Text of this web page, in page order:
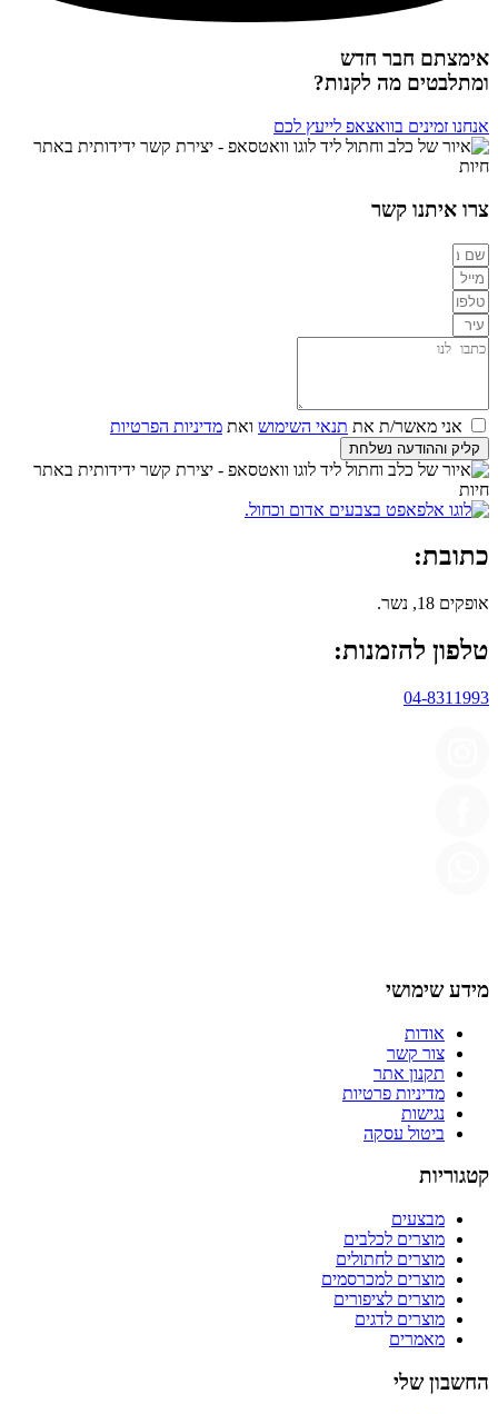
אימצתם חבר חדש
ומתלבטים מה לקנות?
אנחנו זמינים בוואצאפ לייעץ לכם
צרו איתנו קשר
אני מאשר/ת את תנאי השימוש ואת מדיניות הפרטיות
קליק וההודעה נשלחת
כתובת:
אופקים 18, נשר.
טלפון להזמנות:
04-8311993
מידע שימושי
אודות
צור קשר
תקנון אתר
מדיניות פרטיות
נגישות
ביטול עסקה
קטגוריות
מבצעים
מוצרים לכלבים
מוצרים לחתולים
מוצרים למכרסמים
מוצרים לציפורים
מוצרים לדגים
מאמרים
החשבון שלי